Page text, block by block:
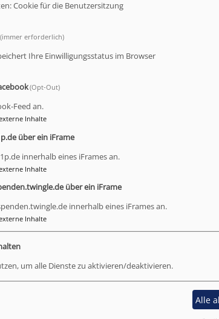
Cookie für die Benutzersitzung
(immer erforderlich)
Ihre Einwilligungsstatus im Browser
(Opt-Out)
Feed an.
Inhalte
über ein iFrame
innerhalb eines iFrames an.
Inhalte
über ein iFrame
innerhalb eines iFrames an.
Inhalte
um alle Dienste zu aktivieren/deaktivieren.
Alle